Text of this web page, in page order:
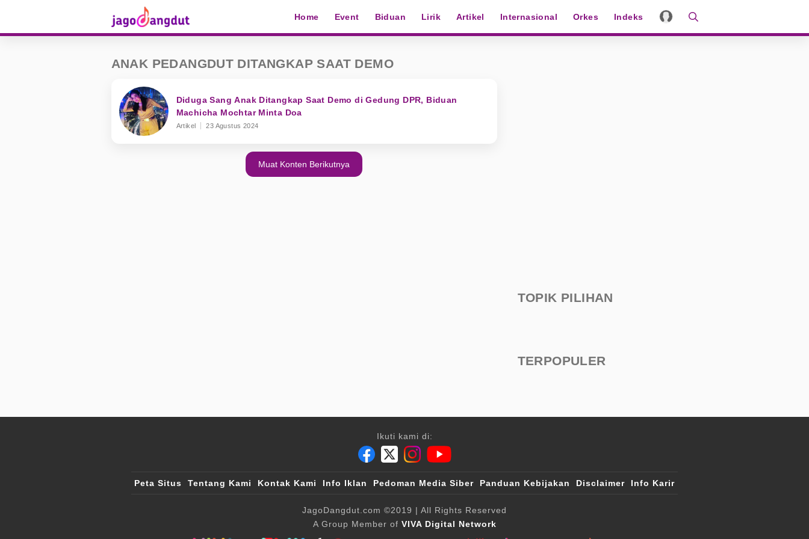
Home Event Biduan Lirik Artikel Internasional Orkes Indeks
ANAK PEDANGDUT DITANGKAP SAAT DEMO
Diduga Sang Anak Ditangkap Saat Demo di Gedung DPR, Biduan
Machicha Mochtar Minta Doa
Artikel 23 Agustus 2024
Muat Konten Berikutnya
TOPIK PILIHAN
TERPOPULER
Ikuti kami di:
Peta Situs Tentang Kami Kontak Kami Info Iklan Pedoman Media Siber Panduan Kebijakan Disclaimer Info Karir
JagoDangdut.com ©2019 | All Rights Reserved
A Group Member of VIVA Digital Network